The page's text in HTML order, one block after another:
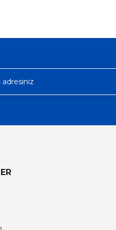
ile hızlı ve sağlam bir şekilde